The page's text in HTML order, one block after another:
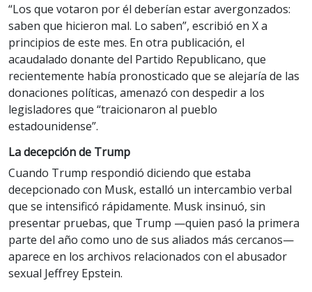
“Los que votaron por él deberían estar avergonzados:
saben que hicieron mal. Lo saben”, escribió en X a
principios de este mes. En otra publicación, el
acaudalado donante del Partido Republicano, que
recientemente había pronosticado que se alejaría de las
donaciones políticas, amenazó con despedir a los
legisladores que “traicionaron al pueblo
estadounidense”.
La decepción de Trump
Cuando Trump respondió diciendo que estaba
decepcionado con Musk, estalló un intercambio verbal
que se intensificó rápidamente. Musk insinuó, sin
presentar pruebas, que Trump —quien pasó la primera
parte del año como uno de sus aliados más cercanos—
aparece en los archivos relacionados con el abusador
sexual Jeffrey Epstein.